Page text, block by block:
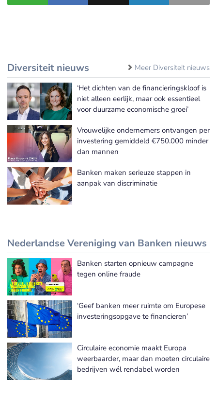
Diversiteit nieuws Meer Diversiteit nieuws
‘Het dichten van de financieringskloof is
niet alleen eerlijk, maar ook essentieel
voor duurzame economische groei’
Vrouwelijke ondernemers ontvangen per
investering gemiddeld €750.000 minder
dan mannen
Banken maken serieuze stappen in
aanpak van discriminatie
Nederlandse Vereniging van Banken nieuws
Nederlandse Vereniging van Banken nieuws
Banken starten opnieuw campagne
tegen online fraude
‘Geef banken meer ruimte om Europese
investeringsopgave te financieren’
Circulaire economie maakt Europa
weerbaarder, maar dan moeten circulaire
bedrijven wél rendabel worden